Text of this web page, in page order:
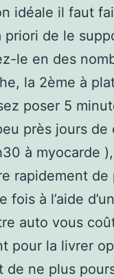
idéale il faut
de le
le en des
la 2ème à
poser 5
près jours
à myocarde
rapidement
à l’aide
auto vous
pour la livrer
de ne plus